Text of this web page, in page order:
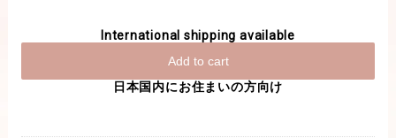
International shipping available
Add to cart
日本国内にお住まいの方向け